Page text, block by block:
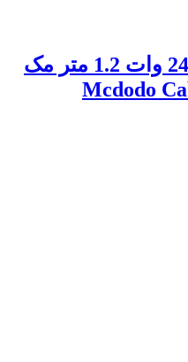
کابل دو سر تایپ سی 240 وات 1.2 متر مک